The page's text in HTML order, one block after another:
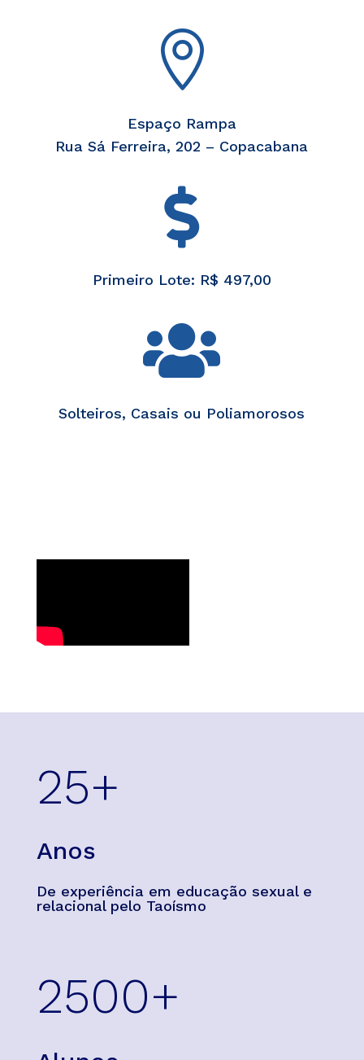

Espaço Rampa
Rua Sá Ferreira, 202 – Copacabana

Primeiro Lote: R$ 497,00

Solteiros, Casais ou Poliamorosos
25+
Anos
De experiência em educação sexual e
relacional pelo Taoísmo
2500+